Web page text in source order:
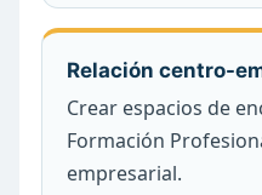
Relación centro-
Crear espacios de
Formación
empresarial.